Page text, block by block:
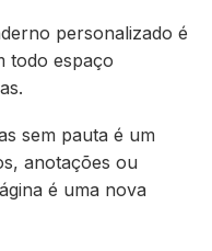
personalizado é
todo espaço
sem pauta é um
anotações ou
é uma nova